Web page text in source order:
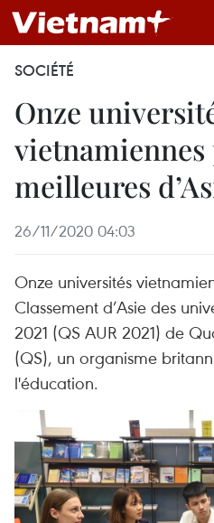
SOCIÉTÉ
Onze
meilleures
26/11/2020 04:03
Onze universités
Classement d’Asie des
2021 (QS AUR 2021) de
(QS), un organisme
l'éducation.